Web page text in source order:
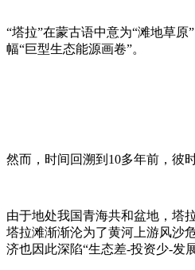
“塔拉”在蒙古语中意为“滩地草
幅“巨型生态能源画卷”。
然而，时间回溯到10多年前，彼
由于地处我国青海共和盆地，塔
塔拉滩渐渐沦为了黄河上游风沙
济也因此深陷“生态差-投资少-发